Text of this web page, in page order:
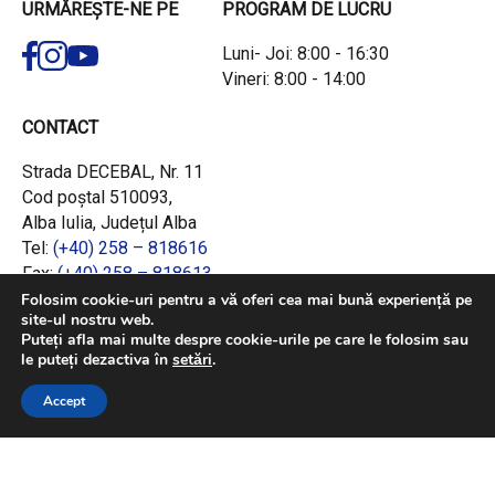
URMĂREȘTE-NE PE PROGRAM DE LUCRU
Luni- Joi: 8:00 - 16:30
Vineri: 8:00 - 14:00
CONTACT
Strada DECEBAL, Nr. 11
Cod poștal 510093,
Alba Iulia, Județul Alba
Tel: (+40) 258 – 818616
Fax:(+40) 258 – 818613
Email:office@adrcentru.ro
LINK-URI RAPIDE
Consiliul European
Jurnalul Oficial al Uniunii Europene
Folosim cookie-uri pentru a vă oferi cea mai bună experiență pe
site-ul nostru web.
Puteți afla mai multe despre cookie-urile pe care le folosim sau
le puteți dezactiva în setări.
Accept